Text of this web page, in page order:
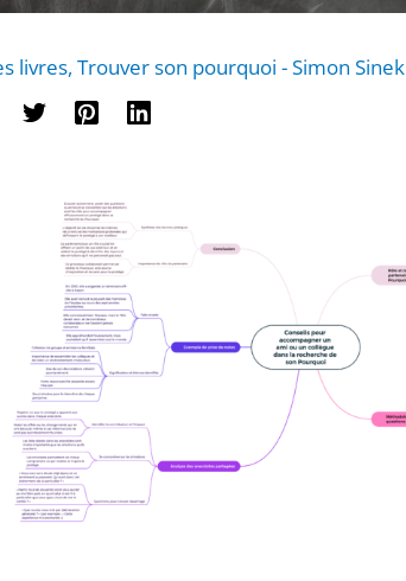
livres,Trouver son pourquoi - Simon Sinek